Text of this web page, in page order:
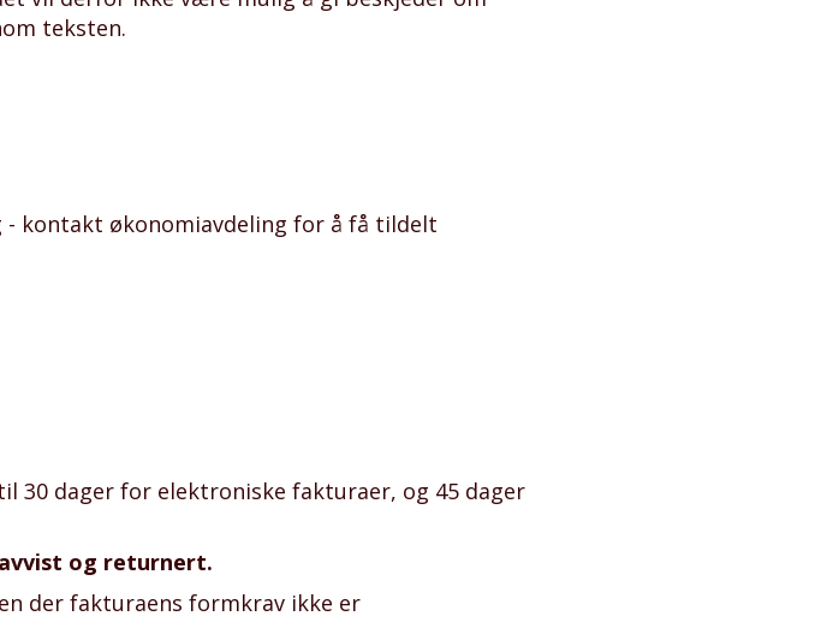
teksten.
kontakt økonomiavdeling for å få tildelt
30 dager for elektroniske fakturaer, og 45 dager
og returnert.
der fakturaens formkrav ikke er